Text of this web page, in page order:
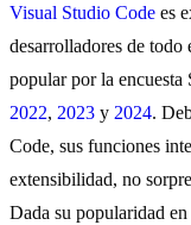
Visual Studio Code es
desarrolladores de
popular por la
2022, 2023 y 2024.
Code, sus funciones
extensibilidad, no
Dada su popularidad